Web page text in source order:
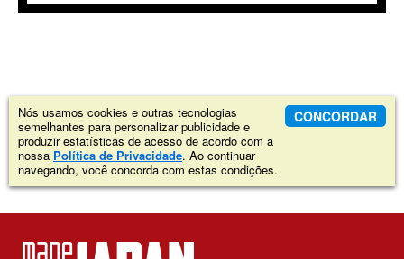
Nós usamos cookies e outras tecnologias
semelhantes para personalizar publicidade e
produzir estatísticas de acesso de acordo com a
nossa Política de Privacidade. Ao continuar
navegando, você concorda com estas condições.
CONCORDAR